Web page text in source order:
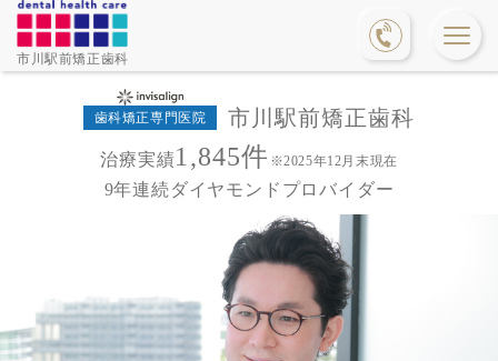
市川駅前矯正歯科
歯科矯正専門医院 市川駅前矯正歯科
治療実績1,845件 ※2025年12月末現在
9年連続ダイヤモンドプロバイダー